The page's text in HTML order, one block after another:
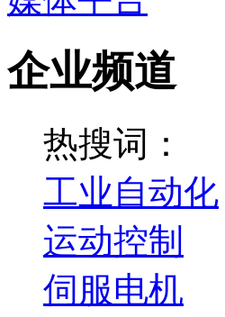
企业频道
热搜词：
工业自动化
运动控制
伺服电机